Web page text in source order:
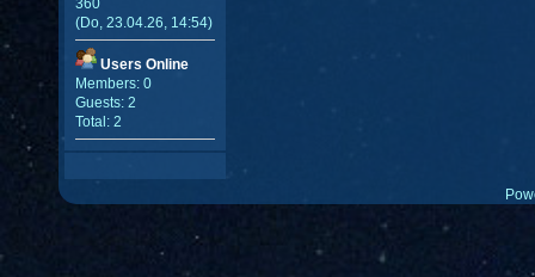
(Do, 23.04.26, 14:54)
Users Online
Members: 0
Guests: 2
Total: 2